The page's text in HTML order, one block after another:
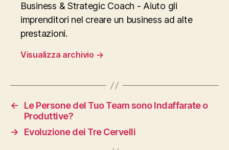
Business & Strategic Coach - Aiuto gli
imprenditori nel creare un business ad alte
prestazioni.
Visualizza archivio →
←
Le Persone del Tuo Team sono Indaffarate o
Produttive?
→
Evoluzione dei Tre Cervelli